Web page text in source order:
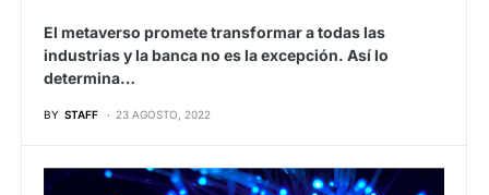
El metaverso promete transformar a todas las
industrias y la banca no es la excepción. Así lo
determina…
BY STAFF 23 AGOSTO, 2022